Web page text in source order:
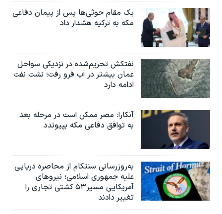
یک مقام حوثی‌ها پس از پیمان دفاعی
مکه به ترکیه هشدار داد
نفتکش تحریم‌شده در نزدیکی سواحل
عمان بیشتر در آب فرو رفت؛ نشت نفت
ادامه دارد
آنکارا: مصر ممکن است در مرحله بعد
به توافق دفاعی مکه بپیوندد
به‌روزرسانی سنتکام از محاصره دریایی
علیه جمهوری اسلامی؛ نیروهای
آمریکایی مسیر۵۳ کشتی تجاری را
تغییر دادند